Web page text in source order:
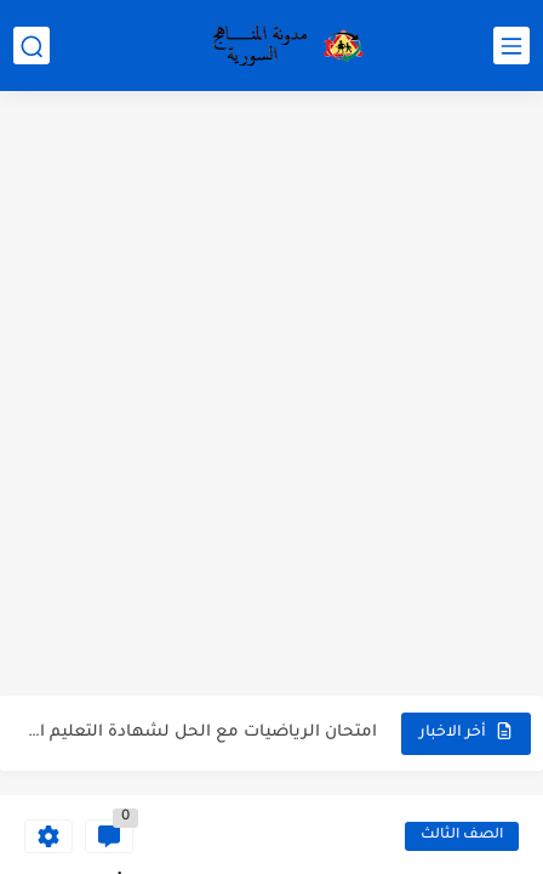
أخر الاخبار امتحان الرياضيات مع الحل لشهادة التعليم الاساسي والاعدادية الشرعية دورة...
الصف الثالث
0